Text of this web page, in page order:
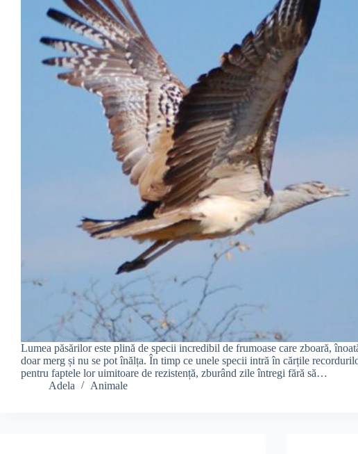
Lumea păsărilor este plină de specii incredibil de frumoase care zboară,
doar merg și nu se pot înălța. În timp ce unele specii intră în cărțile
pentru faptele lor uimitoare de rezistență, zburând zile întregi fără să…
Adela
Animale